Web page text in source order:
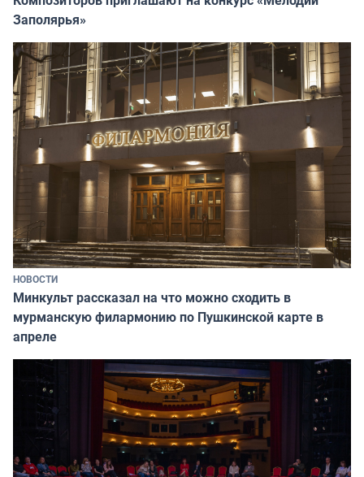
Заполярья»
НОВОСТИ
Минкульт рассказал на что можно сходить в
мурманскую филармонию по Пушкинской карте в
апреле